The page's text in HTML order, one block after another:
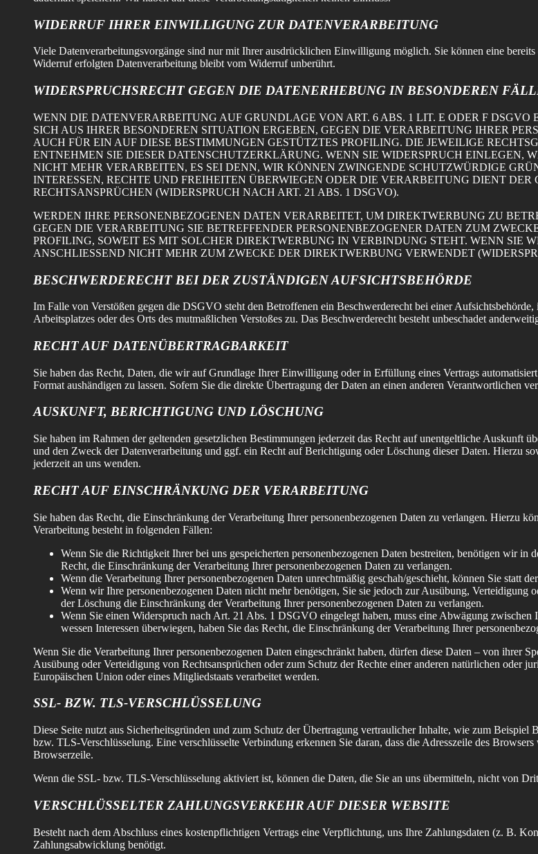
WIDERRUF IHRER EINWILLIGUNG ZUR DATENVERARBEITUNG
Viele Datenverarbeitungsvorgänge sind nur mit Ihrer ausdrücklichen Einwilligung möglich. Sie können eine
Widerruf erfolgten Datenverarbeitung bleibt vom Widerruf unberührt.
WIDERSPRUCHSRECHT GEGEN DIE DATENERHEBUNG IN BESONDEREN
WENN DIE DATENVERARBEITUNG AUF GRUNDLAGE VON ART. 6 ABS. 1 LIT. E ODER F
SICH AUS IHRER BESONDEREN SITUATION ERGEBEN, GEGEN DIE VERARBEITUNG IHRER
AUCH FÜR EIN AUF DIESE BESTIMMUNGEN GESTÜTZTES PROFILING. DIE JEWEILIGE
ENTNEHMEN SIE DIESER DATENSCHUTZERKLÄRUNG. WENN SIE WIDERSPRUCH EINLEGEN,
NICHT MEHR VERARBEITEN, ES SEI DENN, WIR KÖNNEN ZWINGENDE SCHUTZWÜRDIGE
INTERESSEN, RECHTE UND FREIHEITEN ÜBERWIEGEN ODER DIE VERARBEITUNG DIENT
RECHTSANSPRÜCHEN (WIDERSPRUCH NACH ART. 21 ABS. 1 DSGVO).
WERDEN IHRE PERSONENBEZOGENEN DATEN VERARBEITET, UM DIREKTWERBUNG ZU
GEGEN DIE VERARBEITUNG SIE BETREFFENDER PERSONENBEZOGENER DATEN ZUM
PROFILING, SOWEIT ES MIT SOLCHER DIREKTWERBUNG IN VERBINDUNG STEHT. WENN SIE
ANSCHLIESSEND NICHT MEHR ZUM ZWECKE DER DIREKTWERBUNG VERWENDET
BESCHWERDE­RECHT BEI DER ZUSTÄNDIGEN AUFSICHTS­BEHÖRDE
Im Falle von Verstößen gegen die DSGVO steht den Betroffenen ein Beschwerderecht bei einer
Arbeitsplatzes oder des Orts des mutmaßlichen Verstoßes zu. Das Beschwerderecht besteht unbeschadet
RECHT AUF DATEN­ÜBERTRAG­BARKEIT
Sie haben das Recht, Daten, die wir auf Grundlage Ihrer Einwilligung oder in Erfüllung eines Vertrags
Format aushändigen zu lassen. Sofern Sie die direkte Übertragung der Daten an einen anderen Verantwortlichen
AUSKUNFT, BERICHTIGUNG UND LÖSCHUNG
Sie haben im Rahmen der geltenden gesetzlichen Bestimmungen jederzeit das Recht auf unentgeltliche Auskunft
und den Zweck der Datenverarbeitung und ggf. ein Recht auf Berichtigung oder Löschung dieser Daten. Hierzu
jederzeit an uns wenden.
RECHT AUF EINSCHRÄNKUNG DER VERARBEITUNG
Sie haben das Recht, die Einschränkung der Verarbeitung Ihrer personenbezogenen Daten zu verlangen. Hierzu
Verarbeitung besteht in folgenden Fällen:
Wenn Sie die Richtigkeit Ihrer bei uns gespeicherten personenbezogenen Daten bestreiten, benötigen wir
Recht, die Einschränkung der Verarbeitung Ihrer personenbezogenen Daten zu verlangen.
Wenn die Verarbeitung Ihrer personenbezogenen Daten unrechtmäßig geschah/geschieht, können Sie statt
Wenn wir Ihre personenbezogenen Daten nicht mehr benötigen, Sie sie jedoch zur Ausübung, Verteidigung
der Löschung die Einschränkung der Verarbeitung Ihrer personenbezogenen Daten zu verlangen.
Wenn Sie einen Widerspruch nach Art. 21 Abs. 1 DSGVO eingelegt haben, muss eine Abwägung zwischen
wessen Interessen überwiegen, haben Sie das Recht, die Einschränkung der Verarbeitung Ihrer
Wenn Sie die Verarbeitung Ihrer personenbezogenen Daten eingeschränkt haben, dürfen diese Daten – von ihrer
Ausübung oder Verteidigung von Rechtsansprüchen oder zum Schutz der Rechte einer anderen natürlichen oder
Europäischen Union oder eines Mitgliedstaats verarbeitet werden.
SSL- BZW. TLS-VERSCHLÜSSELUNG
Diese Seite nutzt aus Sicherheitsgründen und zum Schutz der Übertragung vertraulicher Inhalte, wie zum Beispiel
bzw. TLS-Verschlüsselung. Eine verschlüsselte Verbindung erkennen Sie daran, dass die Adresszeile des
Browserzeile.
Wenn die SSL- bzw. TLS-Verschlüsselung aktiviert ist, können die Daten, die Sie an uns übermitteln, nicht von
VERSCHLÜSSELTER ZAHLUNGSVERKEHR AUF DIESER WEBSITE
Besteht nach dem Abschluss eines kostenpflichtigen Vertrags eine Verpflichtung, uns Ihre Zahlungsdaten (z. B.
Zahlungsabwicklung benötigt.